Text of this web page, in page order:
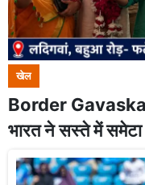
खेल
Border
भारत ने सस्ते में